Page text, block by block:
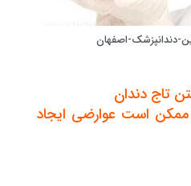
دندانپزشک-اصفهان
تاج دندان
است عوارضی ایجاد